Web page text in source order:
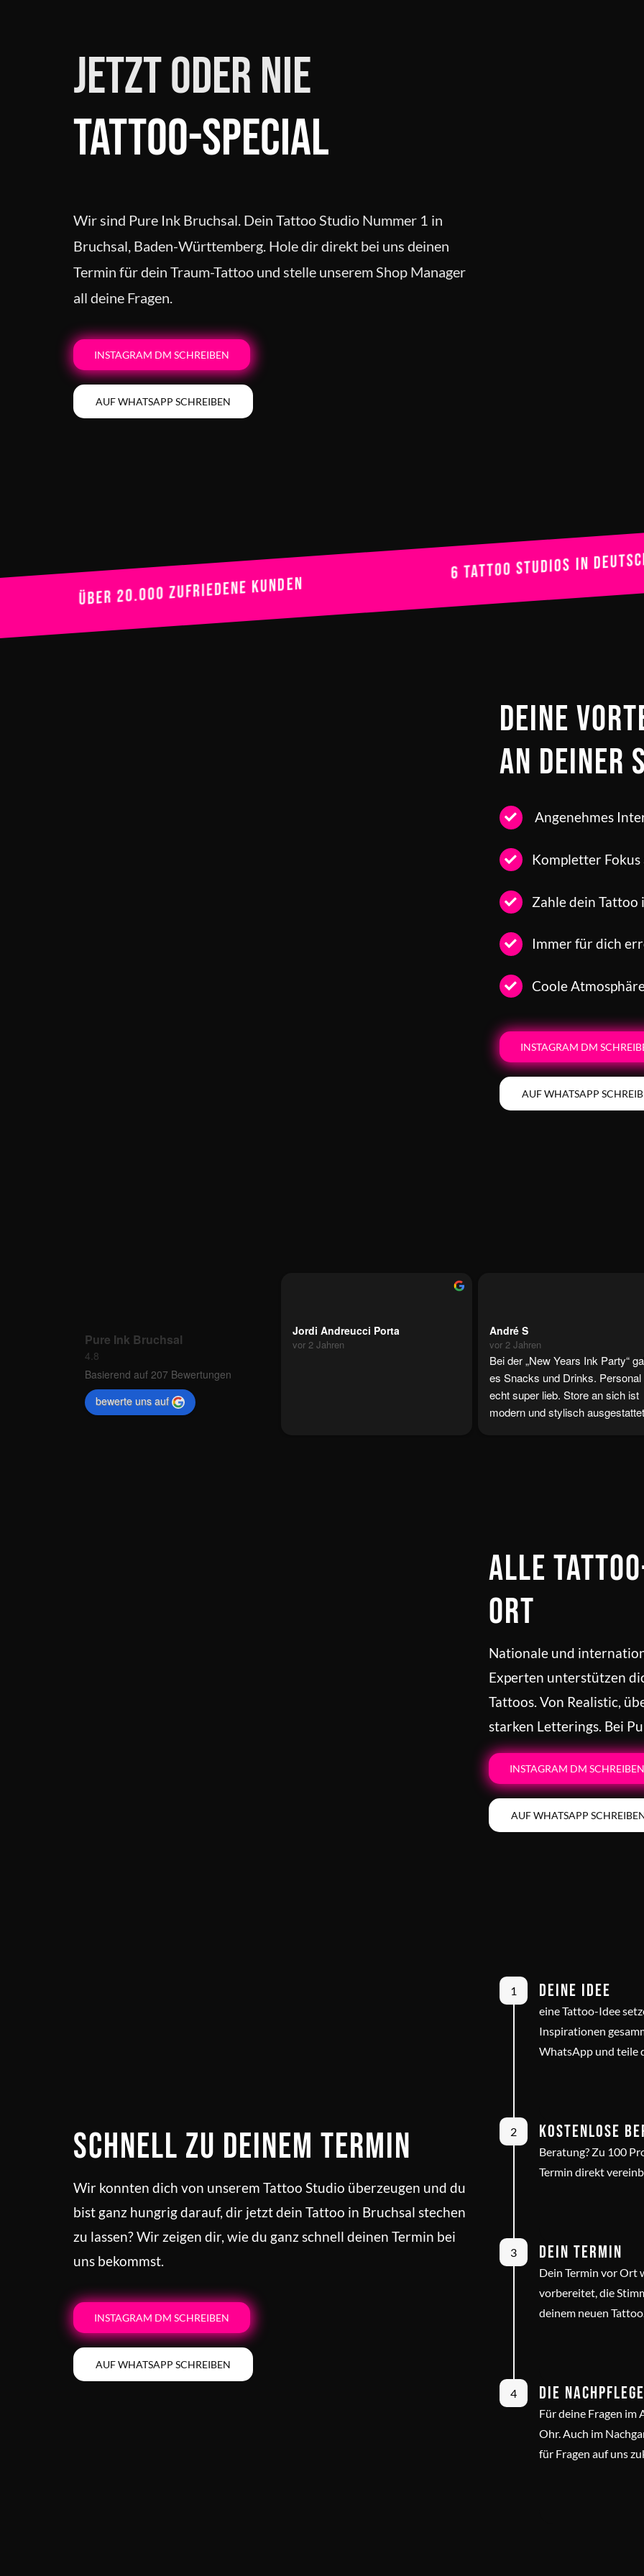
Jetzt oder nie
Tattoo-Special
Wir sind Pure Ink Bruchsal. Dein Tattoo Studio Nummer 1 in
Bruchsal, Baden-Württemberg. Hole dir direkt bei uns deinen
Termin für dein Traum-Tattoo und stelle unserem Shop Manager
all deine Fragen.
INSTAGRAM DM SCHREIBEN
AUF WHATSAPP SCHREIBEN
Über 20.000 zufriedene Kunden
6 Tattoo Studios in Deutschland
Deine
an deiner
Angenehmes
Kompletter Fokus
Zahle dein Tattoo
Immer für dich
Coole
INSTAGRAM DM
AUF WHATSAPP
Pure Ink Bruchsal
4.8
Basierend auf 207 Bewertungen
bewerte uns auf
Jordi Andreucci Porta
vor 2 Jahren
André S
vor 2 Jahren
Bei der „New Years Ink Party“
es Snacks und Drinks. Personal
echt super lieb. Store an sich ist
modern und stylisch
Alle
Ort
Nationale und
Experten unterstützen
Tattoos. Von Realistic,
starken Letterings. Bei
INSTAGRAM DM SCHREIBEN
AUF WHATSAPP
Schnell zu deinem Termin
Wir konnten dich von unserem Tattoo Studio überzeugen und du
bist ganz hungrig darauf, dir jetzt dein Tattoo in Bruchsal stechen
zu lassen? Wir zeigen dir, wie du ganz schnell deinen Termin bei
uns bekommst.
INSTAGRAM DM SCHREIBEN
AUF WHATSAPP SCHREIBEN
1 Deine Idee
eine Tattoo-Idee
Inspirationen
WhatsApp und teile
2 Kostenlose
Beratung? Zu 100
Termin direkt
3 Dein Termin
Dein Termin vor Ort
vorbereitet, die
deinem neuen
4 Die Nachpflege
Für deine Fragen im
Ohr. Auch im
für Fragen auf uns